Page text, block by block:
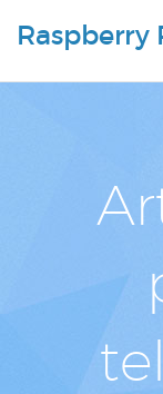
Raspberry